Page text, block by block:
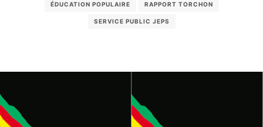
ÉDUCATION POPULAIRE RAPPORT TORCHON
SERVICE PUBLIC JEPS